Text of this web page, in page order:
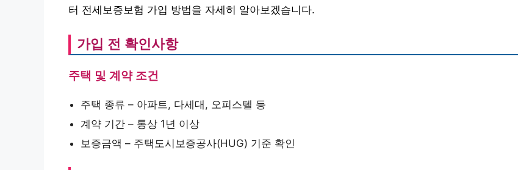
터 전세보증보험 가입 방법을 자세히 알아보겠습니다.
가입 전 확인사항
주택 및 계약 조건
주택 종류 – 아파트, 다세대, 오피스텔 등
계약 기간 – 통상 1년 이상
보증금액 – 주택도시보증공사(HUG) 기준 확인